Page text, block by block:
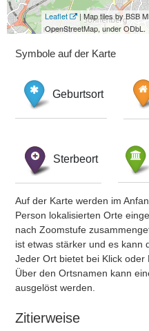
Leaflet
| Map tiles by BSB
OpenStreetMap, under ODbL.
Symbole auf der Karte
Geburtsort
Sterbeort
Auf der Karte werden im
Person lokalisierten Orte
nach Zoomstufe
ist etwas stärker und es kann
Jeder Ort bietet bei Klick oder
Über den Ortsnamen kann
ausgelöst werden.
Zitierweise